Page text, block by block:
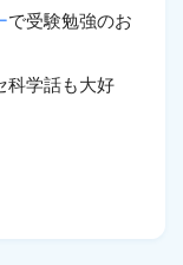
で受験勉強のお
科学話も大好